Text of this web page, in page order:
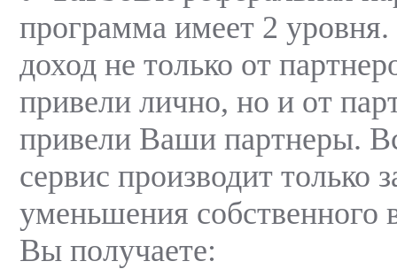
программа имеет 2
доход не только от
привели лично, но и от
привели Ваши партнеры.
сервис производит только
уменьшения собственного
Вы получаете: